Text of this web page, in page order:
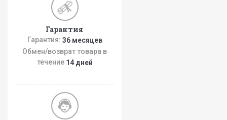
Гарантия
Гарантия: 36 месяцев
Обмен/возврат товара в
течение 14 дней